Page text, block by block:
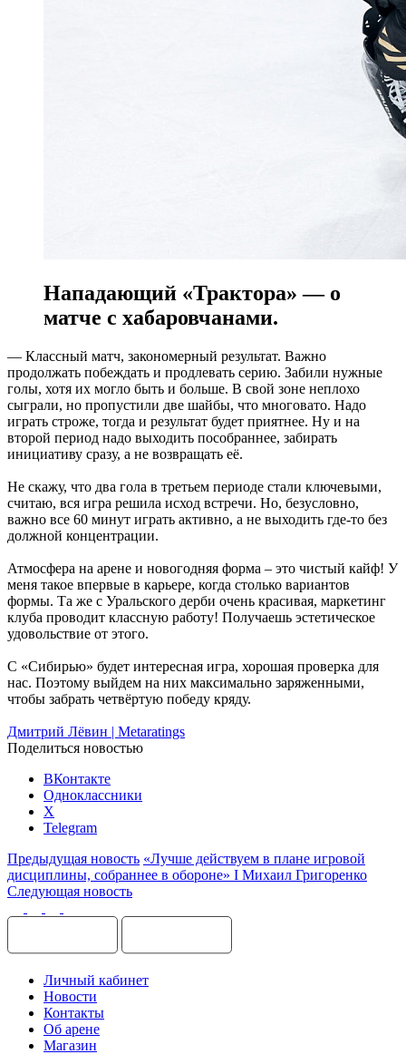
Нападающий «Трактора» — о
матче с хабаровчанами.
— Классный матч, закономерный результат. Важно
продолжать побеждать и продлевать серию. Забили нужные
голы, хотя их могло быть и больше. В свой зоне неплохо
сыграли, но пропустили две шайбы, что многовато. Надо
играть строже, тогда и результат будет приятнее. Ну и на
второй период надо выходить пособраннее, забирать
инициативу сразу, а не возвращать её.
Не скажу, что два гола в третьем периоде стали ключевыми,
считаю, вся игра решила исход встречи. Но, безусловно,
важно все 60 минут играть активно, а не выходить где-то без
должной концентрации.
Атмосфера на арене и новогодняя форма – это чистый кайф! У
меня такое впервые в карьере, когда столько вариантов
формы. Та же с Уральского дерби очень красивая, маркетинг
клуба проводит классную работу! Получаешь эстетическое
удовольствие от этого.
С «Сибирью» будет интересная игра, хорошая проверка для
нас. Поэтому выйдем на них максимально заряженными,
чтобы забрать четвёртую победу кряду.
Дмитрий Лёвин | Metaratings
Поделиться новостью
ВКонтакте
Одноклассники
X
Telegram
Предыдущая новость «Лучше действуем в плане игровой
дисциплины, собраннее в обороне» I Михаил Григоренко
Следующая новость
Личный кабинет
Новости
Контакты
Об арене
Магазин